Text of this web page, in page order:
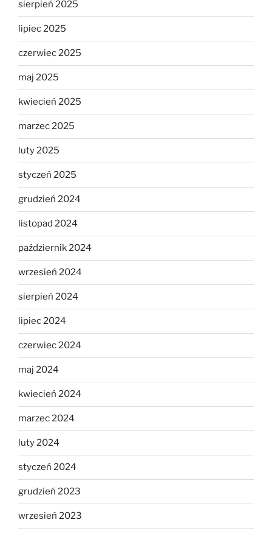
sierpień 2025
lipiec 2025
czerwiec 2025
maj 2025
kwiecień 2025
marzec 2025
luty 2025
styczeń 2025
grudzień 2024
listopad 2024
październik 2024
wrzesień 2024
sierpień 2024
lipiec 2024
czerwiec 2024
maj 2024
kwiecień 2024
marzec 2024
luty 2024
styczeń 2024
grudzień 2023
wrzesień 2023